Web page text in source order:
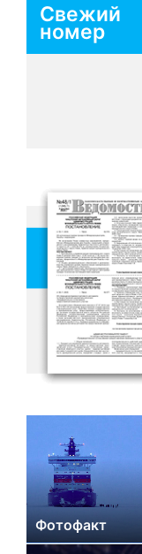
Свежий
номер
Фотофакт